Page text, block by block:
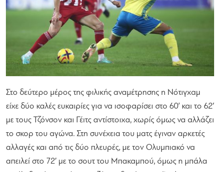
Στο δεύτερο μέρος της φιλικής αναμέτρησης η Νότιγχαμ
είχε δύο καλές ευκαιρίες για να ισοφαρίσει στο 60′ και το 62′
με τους Τζόνσον και Γέιτς αντίστοιχα, χωρίς όμως να αλλάζει
το σκορ του αγώνα. Στη συνέχεια του ματς έγιναν αρκετές
αλλαγές και από τις δύο πλευρές, με τον Ολυμπιακό να
απειλεί στο 72′ με το σουτ του Μπακαμπού, όμως η μπάλα